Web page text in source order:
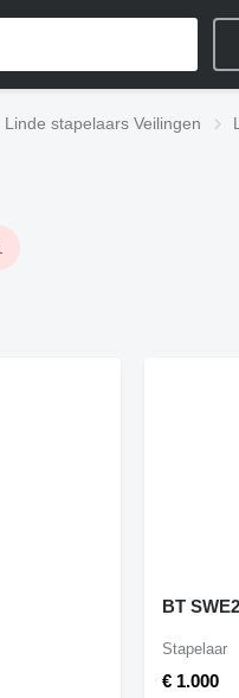
Linde stapelaars Veilingen
BT
€ 1.000
Stapelaar